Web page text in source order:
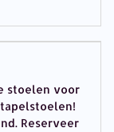
stoelen voor
Reserveer